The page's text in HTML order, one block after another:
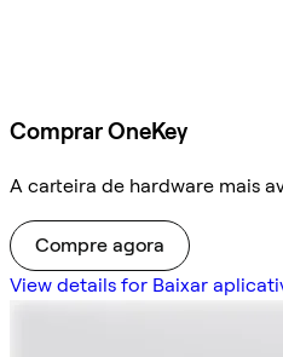
Comprar OneKey
A carteira de hardware mais
Compre agora
View details for Baixar